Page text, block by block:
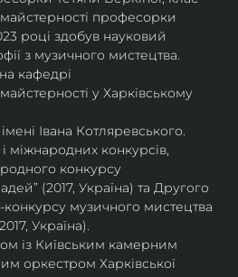
професорки
році здобув науковий
з музичного мистецтва.
кафедрі
у Харківському
Івана Котляревського.
міжнародних конкурсів,
конкурсу
(2017, Україна) та Другого
музичного мистецтва
Україна).
із Київським камерним
оркестром Харківської